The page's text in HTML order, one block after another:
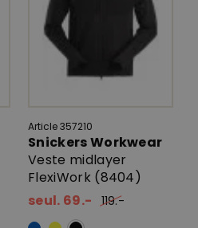
Article 357210
Snickers Workwear
Veste midlayer
FlexiWork (8404)
seul. 69.-
119.-